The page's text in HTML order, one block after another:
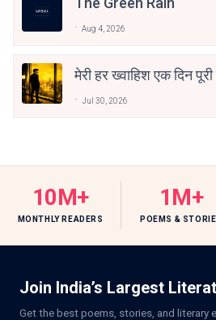
Aug 4, 2026
मेरी हर ख्वाहिश एक दिन
Jul 30, 2026
10M+
MONTHLY READERS
1M+
POEMS &
Join India’s Largest
Get the best poems, stories, and literary